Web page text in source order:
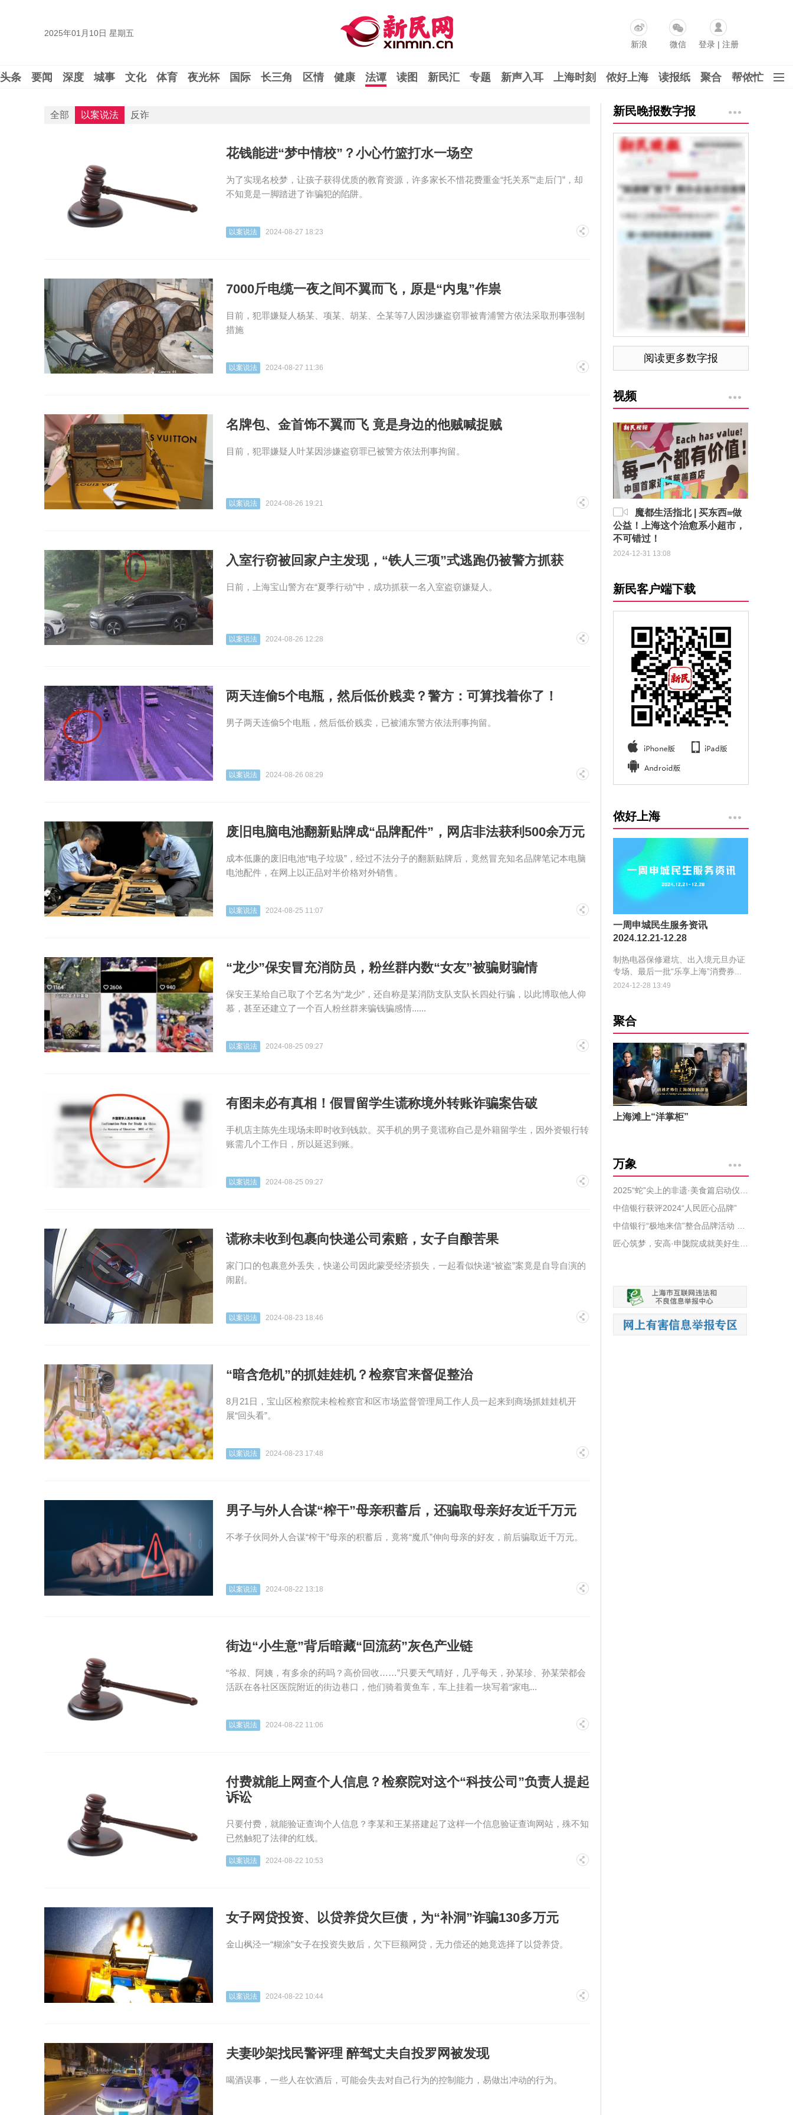
2025年01月10日 星期五
新浪
微信 登录| 注册
头条 要闻 深度 城事 文化 体育 夜光杯 国际 长三角 区情 健康 法谭 读图 新民汇 专题 新声入耳 上海时刻 侬好上海 读报纸 聚合 帮侬忙
全部 以案说法 反诈
花钱能进“梦中情校”？小心竹篮打水一场空
为了实现名校梦，让孩子获得优质的教育资源，许多家长不惜花费重金“托关系”“走后门”，却
不知竟是一脚踏进了诈骗犯的陷阱。
以案说法 2024-08-27 18:23
7000斤电缆一夜之间不翼而飞，原是“内鬼”作祟
目前，犯罪嫌疑人杨某、项某、胡某、仝某等7人因涉嫌盗窃罪被青浦警方依法采取刑事强制
措施
以案说法 2024-08-27 11:36
名牌包、金首饰不翼而飞 竟是身边的他贼喊捉贼
目前，犯罪嫌疑人叶某因涉嫌盗窃罪已被警方依法刑事拘留。
以案说法 2024-08-26 19:21
入室行窃被回家户主发现，“铁人三项”式逃跑仍被警方抓获
日前，上海宝山警方在“夏季行动”中，成功抓获一名入室盗窃嫌疑人。
以案说法 2024-08-26 12:28
两天连偷5个电瓶，然后低价贱卖？警方：可算找着你了！
男子两天连偷5个电瓶，然后低价贱卖，已被浦东警方依法刑事拘留。
以案说法 2024-08-26 08:29
废旧电脑电池翻新贴牌成“品牌配件”，网店非法获利500余万元
成本低廉的废旧电池“电子垃圾”，经过不法分子的翻新贴牌后，竟然冒充知名品牌笔记本电脑
电池配件，在网上以正品对半价格对外销售。
以案说法 2024-08-25 11:07
“龙少”保安冒充消防员，粉丝群内数“女友”被骗财骗情
保安王某给自己取了个艺名为“龙少”，还自称是某消防支队支队长四处行骗，以此博取他人仰
慕，甚至还建立了一个百人粉丝群来骗钱骗感情......
以案说法 2024-08-25 09:27
有图未必有真相！假冒留学生谎称境外转账诈骗案告破
手机店主陈先生现场未即时收到钱款。买手机的男子竟谎称自己是外籍留学生，因外资银行转
账需几个工作日，所以延迟到账。
以案说法 2024-08-25 09:27
谎称未收到包裹向快递公司索赔，女子自酿苦果
家门口的包裹意外丢失，快递公司因此蒙受经济损失，一起看似快递“被盗”案竟是自导自演的
闹剧。
以案说法 2024-08-23 18:46
“暗含危机”的抓娃娃机？检察官来督促整治
8月21日，宝山区检察院未检检察官和区市场监督管理局工作人员一起来到商场抓娃娃机开
展“回头看”。
以案说法 2024-08-23 17:48
男子与外人合谋“榨干”母亲积蓄后，还骗取母亲好友近千万元
不孝子伙同外人合谋“榨干”母亲的积蓄后，竟将“魔爪”伸向母亲的好友，前后骗取近千万元。
以案说法 2024-08-22 13:18
街边“小生意”背后暗藏“回流药”灰色产业链
“爷叔、阿姨，有多余的药吗？高价回收……”只要天气晴好，几乎每天，孙某珍、孙某荣都会
活跃在各社区医院附近的街边巷口，他们骑着黄鱼车，车上挂着一块写着“家电...
以案说法 2024-08-22 11:06
付费就能上网查个人信息？检察院对这个“科技公司”负责人提起
诉讼
只要付费，就能验证查询个人信息？李某和王某搭建起了这样一个信息验证查询网站，殊不知
已然触犯了法律的红线。
以案说法 2024-08-22 10:53
女子网贷投资、以贷养贷欠巨债，为“补洞”诈骗130多万元
金山枫泾一“糊涂”女子在投资失败后，欠下巨额网贷，无力偿还的她竟选择了以贷养贷。
以案说法 2024-08-22 10:44
夫妻吵架找民警评理 醉驾丈夫自投罗网被发现
喝酒误事，一些人在饮酒后，可能会失去对自己行为的控制能力，易做出冲动的行为。
新民晚报数字报
阅读更多数字报
视频
魔都生活指北 | 买东西=做
公益！上海这个治愈系小超市，
不可错过！
2024-12-31 13:08
新民客户端下载
侬好上海
一周申城民生服务资讯
2024.12.21-12.28
制热电器保修避坑、出入境元旦办证
专场、最后一批“乐享上海”消费券...
2024-12-28 13:49
聚合
上海滩上“洋掌柜”
万象
2025“蛇”尖上的非遗·美食篇启动仪式暨2024上海非遗盛事颁证典礼盛大开幕
中信银行获评2024“人民匠心品牌”
中信银行“极地来信”整合品牌活动 获评中国公共关系协会年度公关示范案例
匠心筑梦，安高·申陇院成就美好生活蓝图